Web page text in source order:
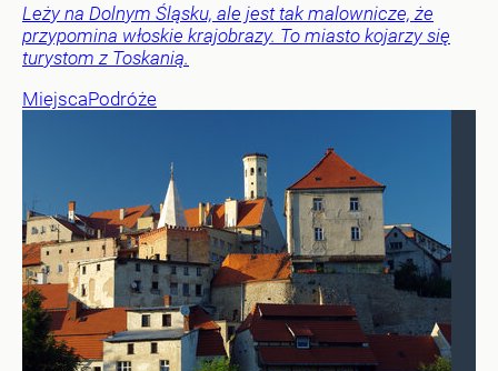
Leży na Dolnym Śląsku, ale jest tak malownicze, że
przypomina włoskie krajobrazy. To miasto kojarzy się
turystom z Toskanią.
MiejscaPodróże